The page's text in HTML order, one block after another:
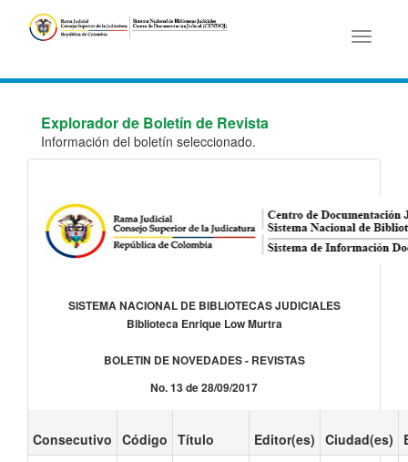
Toggle
Explorador de Boletín de Revista
Información del boletín seleccionado.
SISTEMA NACIONAL DE BIBLIOTECAS JUDICIALES
Biblioteca Enrique Low Murtra
BOLETIN DE NOVEDADES - REVISTAS
No. 13 de 28/09/2017
Consecutivo Código Título Editor(es) Ciudad(es)